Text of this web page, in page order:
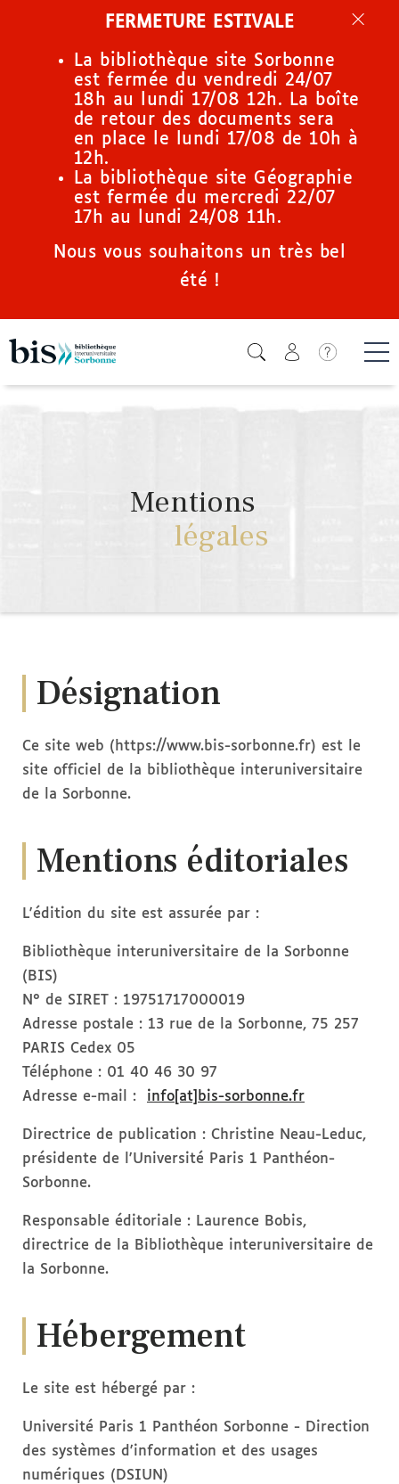
principal
FERMETURE ESTIVALE
La bibliothèque site Sorbonne
est fermée du vendredi 24/07
18h au lundi 17/08 12h. La boîte
de retour des documents sera
en place le lundi 17/08 de 10h à
12h.
La bibliothèque site Géographie
est fermée du mercredi 22/07
17h au lundi 24/08 11h.
Nous vous souhaitons un très bel
été !
Icone de
Mentions
légales
Désignation
Ce site web (https://www.bis-sorbonne.fr) est le
site officiel de la bibliothèque interuniversitaire
de la Sorbonne.
Mentions éditoriales
L'édition du site est assurée par :
Bibliothèque interuniversitaire de la Sorbonne
(BIS)
N° de SIRET : 19751717000019
Adresse postale : 13 rue de la Sorbonne, 75 257
PARIS Cedex 05
Téléphone : 01 40 46 30 97
Adresse e-mail : info[at]bis-sorbonne.fr
Directrice de publication : Christine Neau-Leduc,
présidente de l'Université Paris 1 Panthéon-
Sorbonne.
Responsable éditoriale : Laurence Bobis,
directrice de la Bibliothèque interuniversitaire de
la Sorbonne.
Hébergement
Le site est hébergé par :
Université Paris 1 Panthéon Sorbonne - Direction
des systèmes d'information et des usages
numériques (DSIUN)